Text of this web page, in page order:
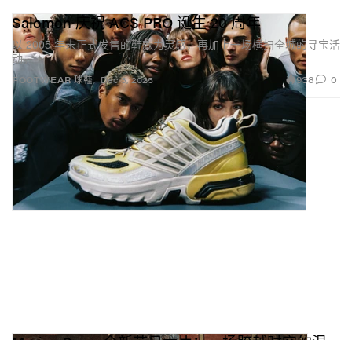
FOOTWEAR 球鞋
Salomon 庆祝 ACS PRO 诞生 20 周年
以 2005 年未正式发售的鞋款为灵感，再加上一场横扫全城的寻宝活
动。
Dec 3, 2025 938 0